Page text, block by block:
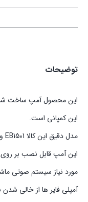
توضیحات
این کمپانی است.
مدل دقیق این کالا EB1501 و یا DB-APD11K5 میباشد.
این آمپ قابل نصب بر روی
مورد نیاز سیستم صوتی
آمپلی فایر ها از خالی